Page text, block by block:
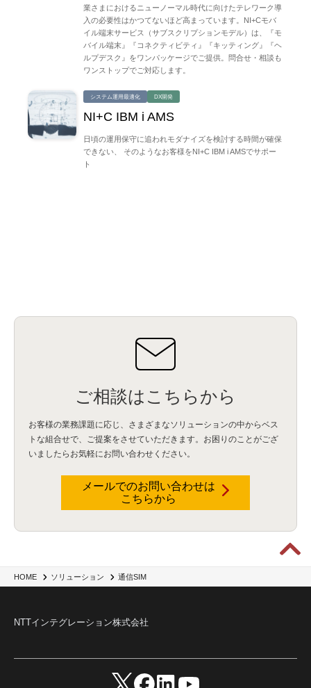
HOME ソリューション 通信SIM
業さまにおけるニューノーマル時代に向けたテレワーク導
入の必要性はかつてないほど高まっています。NI+Cモバ
イル端末サービス（サブスクリプションモデル）は、『モ
バイル端末』『コネクティビティ』『キッティング』『ヘ
ルプデスク』をワンパッケージでご提供。問合せ・相談も
ワンストップでご対応します。
システム運用最適化 DX開発
NI+C IBM i AMS
日頃の運用保守に追われモダナイズを検討する時間が確保
できない、 そのようなお客様をNI+C IBM i AMSでサポー
ト
ご相談はこちらから
お客様の業務課題に応じ、さまざまなソリューションの中からベス
トな組合せで、
ご提案をさせていただきます。お困りのことがござ
いましたらお気軽にお問い合わせください。
メールでのお問い合わせは
こちらから
NTTインテグレーション株式会社